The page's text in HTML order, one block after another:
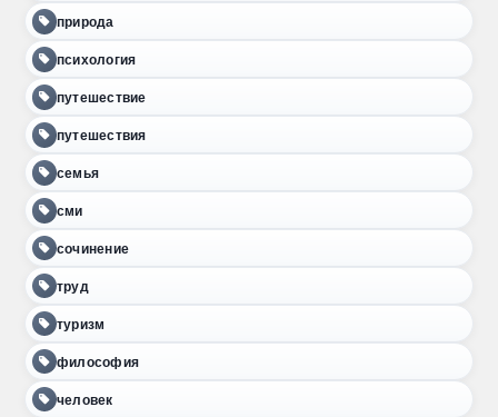
природа
психология
путешествие
путешествия
семья
сми
сочинение
труд
туризм
философия
человек